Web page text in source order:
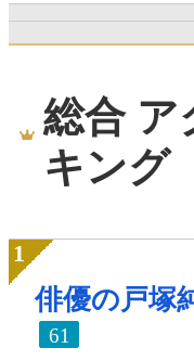
総合 ア
キング
俳優の戸塚
61